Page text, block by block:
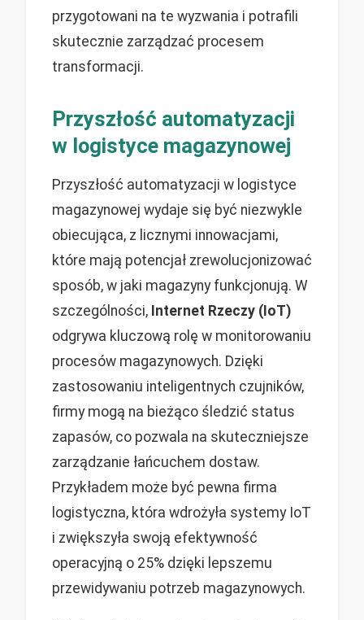
przygotowani na te wyzwania i potrafili
skutecznie zarządzać procesem
transformacji.
Przyszłość automatyzacji
w logistyce magazynowej
Przyszłość automatyzacji w logistyce
magazynowej wydaje się być niezwykle
obiecująca, z licznymi innowacjami,
które mają potencjał zrewolucjonizować
sposób, w jaki magazyny funkcjonują. W
szczególności, Internet Rzeczy (IoT)
odgrywa kluczową rolę w monitorowaniu
procesów magazynowych. Dzięki
zastosowaniu inteligentnych czujników,
firmy mogą na bieżąco śledzić status
zapasów, co pozwala na skuteczniejsze
zarządzanie łańcuchem dostaw.
Przykładem może być pewna firma
logistyczna, która wdrożyła systemy IoT
i zwiększyła swoją efektywność
operacyjną o 25% dzięki lepszemu
przewidywaniu potrzeb magazynowych.